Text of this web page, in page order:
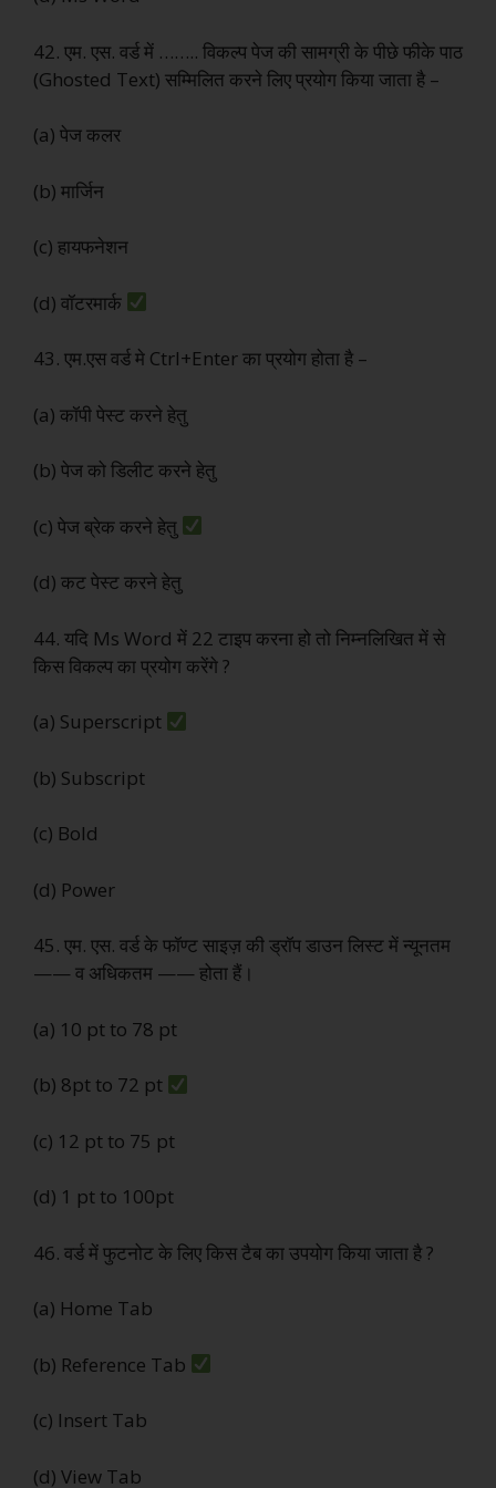
42. एम. एस. वर्ड में …….. विकल्प पेज की सामग्री के पीछे फीके पाठ
(Ghosted Text) सम्मिलित करने लिए प्रयोग किया जाता है –
(a) पेज कलर
(b) मार्जिन
(c) हायफनेशन
(d) वॉटरमार्क
43. एम.एस वर्ड मे Ctrl+Enter का प्रयोग होता है –
(a) कॉपी पेस्ट करने हेतु
(b) पेज को डिलीट करने हेतु
(c) पेज ब्रेक करने हेतु
(d) कट पेस्ट करने हेतु
44. यदि Ms Word में 22 टाइप करना हो तो निम्नलिखित में से
किस विकल्प का प्रयोग करेंगे ?
(a) Superscript
(b) Subscript
(c) Bold
(d) Power
45. एम. एस. वर्ड के फॉण्ट साइज़ की ड्रॉप डाउन लिस्ट में न्यूनतम
—— व अधिकतम —— होता हैं।
(a) 10 pt to 78 pt
(b) 8pt to 72 pt
(c) 12 pt to 75 pt
(d) 1 pt to 100pt
46. वर्ड में फुटनोट के लिए किस टैब का उपयोग किया जाता है ?
(a) Home Tab
(b) Reference Tab
(c) Insert Tab
(d) View Tab